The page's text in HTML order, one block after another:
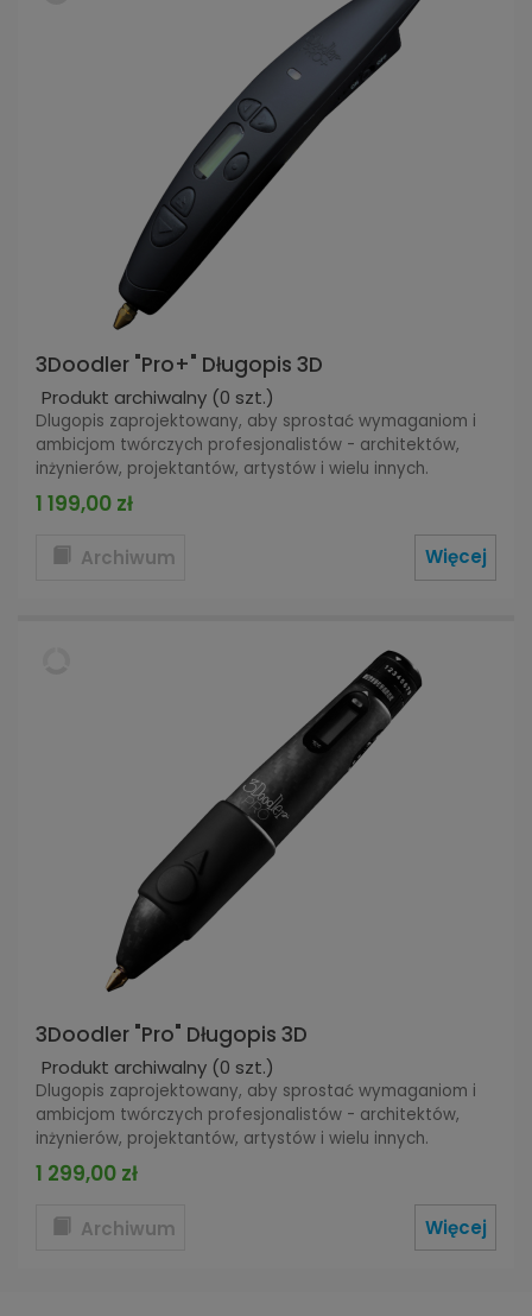
3Doodler "Pro+" Długopis 3D
Produkt archiwalny (0 szt.)
Dlugopis zaprojektowany, aby sprostać wymaganiom i
ambicjom twórczych profesjonalistów - architektów,
inżynierów, projektantów, artystów i wielu innych.
1 199,00 zł
Archiwum Więcej
3Doodler "Pro" Długopis 3D
Produkt archiwalny (0 szt.)
Dlugopis zaprojektowany, aby sprostać wymaganiom i
ambicjom twórczych profesjonalistów - architektów,
inżynierów, projektantów, artystów i wielu innych.
1 299,00 zł
Archiwum Więcej